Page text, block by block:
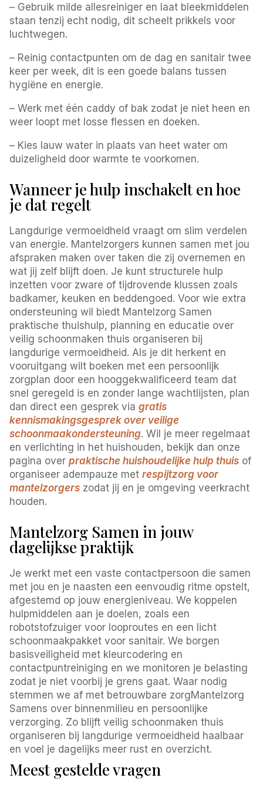
– Gebruik milde allesreiniger en laat bleekmiddelen
staan tenzij echt nodig, dit scheelt prikkels voor
luchtwegen.
– Reinig contactpunten om de dag en sanitair twee
keer per week, dit is een goede balans tussen
hygiëne en energie.
– Werk met één caddy of bak zodat je niet heen en
weer loopt met losse flessen en doeken.
– Kies lauw water in plaats van heet water om
duizeligheid door warmte te voorkomen.
Wanneer je hulp inschakelt en hoe
je dat regelt
Langdurige vermoeidheid vraagt om slim verdelen
van energie. Mantelzorgers kunnen samen met jou
afspraken maken over taken die zij overnemen en
wat jij zelf blijft doen. Je kunt structurele hulp
inzetten voor zware of tijdrovende klussen zoals
badkamer, keuken en beddengoed. Voor wie extra
ondersteuning wil biedt Mantelzorg Samen
praktische thuishulp, planning en educatie over
veilig schoonmaken thuis organiseren bij
langdurige vermoeidheid. Als je dit herkent en
vooruitgang wilt boeken met een persoonlijk
zorgplan door een hooggekwalificeerd team dat
snel geregeld is en zonder lange wachtlijsten, plan
dan direct een gesprek viagratis
kennismakingsgesprek over veilige
schoonmaakondersteuning. Wil je meer regelmaat
en verlichting in het huishouden, bekijk dan onze
pagina overpraktische huishoudelijke hulp thuis of
organiseer adempauze metrespijtzorg voor
mantelzorgers zodat jij en je omgeving veerkracht
houden.
Mantelzorg Samen in jouw
dagelijkse praktijk
Je werkt met een vaste contactpersoon die samen
met jou en je naasten een eenvoudig ritme opstelt,
afgestemd op jouw energieniveau. We koppelen
hulpmiddelen aan je doelen, zoals een
robotstofzuiger voor looproutes en een licht
schoonmaakpakket voor sanitair. We borgen
basisveiligheid met kleurcodering en
contactpuntreiniging en we monitoren je belasting
zodat je niet voorbij je grens gaat. Waar nodig
stemmen we af met betrouwbare zorgMantelzorg
Samens over binnenmilieu en persoonlijke
verzorging. Zo blijft veilig schoonmaken thuis
organiseren bij langdurige vermoeidheid haalbaar
en voel je dagelijks meer rust en overzicht.
Meest gestelde vragen